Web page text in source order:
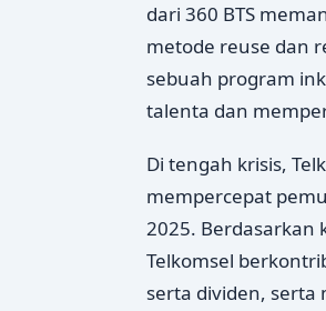
dari 360 BTS
metode reuse dan
sebuah program
talenta dan
Di tengah krisis,
mempercepat
2025. Berdasarkan
Telkomsel
serta dividen, serta